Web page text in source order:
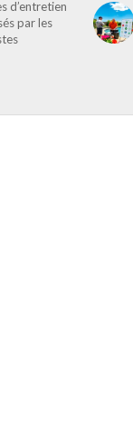
d’entretien
par les